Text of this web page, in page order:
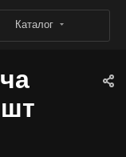
Каталог